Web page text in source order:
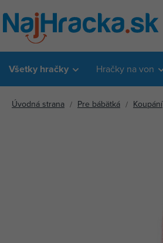
Všetky hračky Hračky na von
Úvodná strana Pre bábätká Koupání